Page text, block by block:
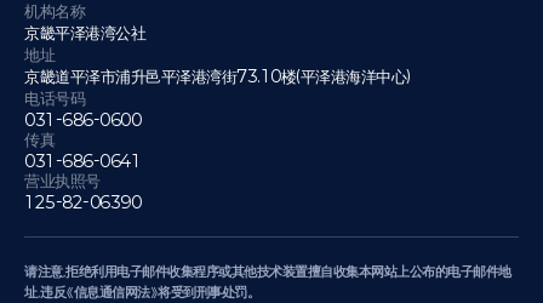
이
트
机构名称
京畿平泽港湾公社
地址
京畿道平泽市浦升邑平泽港湾街73.10楼(平泽港海洋中心)
电话号码
031-686-0600
传真
031-686-0641
营业执照号
125-82-06390
请注意,拒绝利用电子邮件收集程序或其他技术装置擅自收集本网站上公布的电子邮件地
址,违反《信息通信网法》将受到刑事处罚。